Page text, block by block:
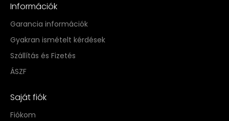
Információk
Garancia információk
Gyakran ismételt kérdések
Szállítás és Fizetés
ÁSZF
Saját fiók
Fiókom